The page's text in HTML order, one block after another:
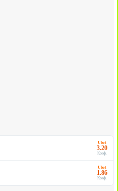
Ubet
3.20
Коэф.
Ubet
1.86
Коэф.